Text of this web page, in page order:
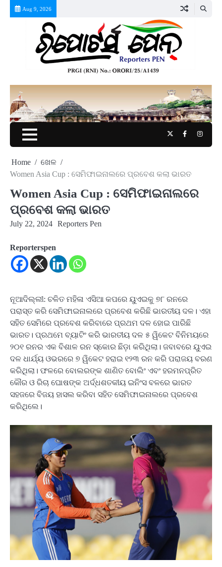
Aug 9, 2026
TwitterFacebook
Home
ଖେଳ
Women Asia Cup : ସେମିଫାଇନାଲରେ ପ୍ରବେଶ କଲା ଭାରତ
Women Asia Cup : ସେମିଫାଇନାଲରେ
ପ୍ରବେଶ କଲା ଭାରତ
July 22, 2024 Reporters Pen
Reporterspen
ନୂଆଦିଲ୍ଲୀ: ଚଳିତ ମହିଳା ଏସିଆ କପରେ ୟୁଏଇକୁ ୭୮ ରନରେ
ପରାସ୍ତ କରି ସେମିଫାଇନାଲରେ ପ୍ରବେଶ କରିଛି ଭାରତୀୟ ଦଳ। ଏହା
ସହିତ ସେମିରେ ପ୍ରବେଶ କରିବାରେ ପ୍ରଥମ ଦଳ ହୋଇ ପାରିଛି
ଭାରତ। ପ୍ରଥମେ ବ୍ୟାଟିଂ କରି ଭାରତୀୟ ଦଳ ୫ ୱିକେଟ ବିନିମୟରେ
୨୦୧ ରନର ଏକ ବିଶାଳ ରନ ସ୍କୋର ଛିଡ଼ା କରିଥିଲା। ଜବାବରେ ୟୁଏଇ
ଦଳ ଧାର୍ଯ୍ୟ ଓଭରରେ ୭ ୱିକେଟ ହରାଇ ୧୨୩ ରନ କରି ପରାଜୟ ବରଣ
କରିଥିଲା। ଫଳରେ ବୋଲରଙ୍କ ଶାଣିତ ବୋଲିଂ ଏବଂ ହରମନପ୍ରିତ
କୌର ଓ ରିଚା ଘୋଷଙ୍କ ଅର୍ଦ୍ଧଶତକୀୟ ଇନିଂସ ବଳରେ ଭାରତ
ସହଜରେ ବିଜୟ ହାସଲ କରିବା ସହିତ ସେମିଫାଇନାଲରେ ପ୍ରବେଶ
କରିଥିଲେ।